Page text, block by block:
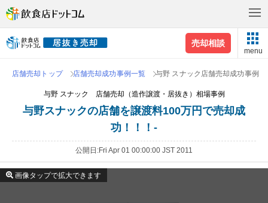
売却相談
menu
店舗売却トップ 店舗売却成功事例一覧 与野 スナック店舗売却成功事例
与野 スナック 店舗売却（造作譲渡・居抜き）相場事例
与野スナックの店舗を譲渡料100万円で売却成
功！！！-
公開日 Fri Apr 01 00:00:00 JST 2011
画像タップで拡大できます